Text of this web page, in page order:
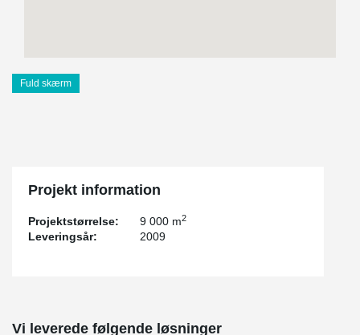
Fuld skærm
Projekt information
Projektstørrelse: 9 000 m2
Leveringsår: 2009
Vi leverede følgende løsninger